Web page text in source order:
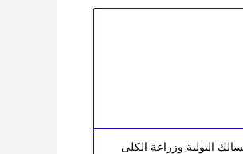
البولية وزراعة الكلى